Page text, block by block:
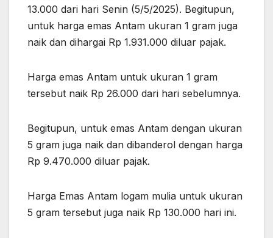
13.000 dari hari Senin (5/5/2025). Begitupun,
untuk harga emas Antam ukuran 1 gram juga
naik dan dihargai Rp 1.931.000 diluar pajak.
Harga emas Antam untuk ukuran 1 gram
tersebut naik Rp 26.000 dari hari sebelumnya.
Begitupun, untuk emas Antam dengan ukuran
5 gram juga naik dan dibanderol dengan harga
Rp 9.470.000 diluar pajak.
Harga Emas Antam logam mulia untuk ukuran
5 gram tersebut juga naik Rp 130.000 hari ini.